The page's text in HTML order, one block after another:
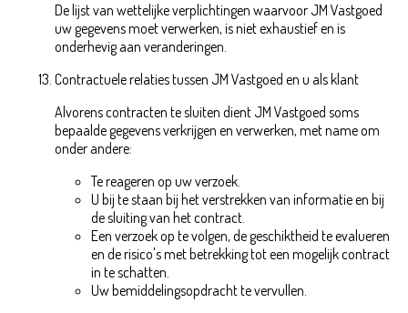
De lijst van wettelijke verplichtingen waarvoor JM Vastgoed
uw gegevens moet verwerken, is niet exhaustief en is
onderhevig aan veranderingen.
Contractuele relaties tussen JM Vastgoed en u als klant
Alvorens contracten te sluiten dient JM Vastgoed soms
bepaalde gegevens verkrijgen en verwerken, met name om
onder andere:
Te reageren op uw verzoek.
U bij te staan bij het verstrekken van informatie en bij
de sluiting van het contract.
Een verzoek op te volgen, de geschiktheid te evalueren
en de risico's met betrekking tot een mogelijk contract
in te schatten.
Uw bemiddelingsopdracht te vervullen.